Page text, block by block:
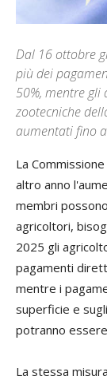
Dal 16 ottobre
più dei
50%, mentre gli
zootecniche
aumentati fino
La
altro anno
membri
agricoltori,
2025 gli
pagamenti
mentre i
superficie e
potranno
La stessa